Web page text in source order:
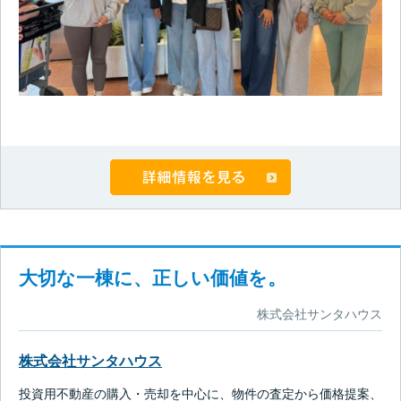
大切な一棟に、正しい価値を。
株式会社サンタハウス
株式会社サンタハウス
投資用不動産の購入・売却を中心に、物件の査定から価格提案、